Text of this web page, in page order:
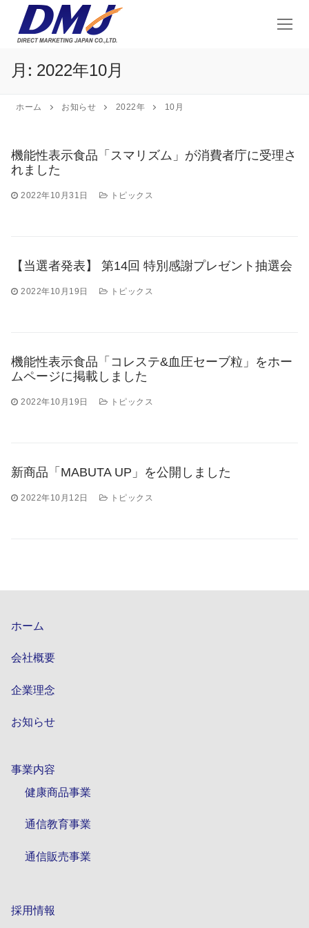
月: 2022年10月
ホーム お知らせ 2022年 10月
機能性表示食品「スマリズム」が消費者庁に受理さ
れました
2022年10月31日 トピックス
【当選者発表】 第14回 特別感謝プレゼント抽選会
2022年10月19日 トピックス
機能性表示食品「コレステ&血圧セーブ粒」をホー
ムページに掲載しました
2022年10月19日 トピックス
新商品「MABUTA UP」を公開しました
2022年10月12日 トピックス
ホーム
会社概要
企業理念
お知らせ
事業内容
健康商品事業
通信教育事業
通信販売事業
採用情報